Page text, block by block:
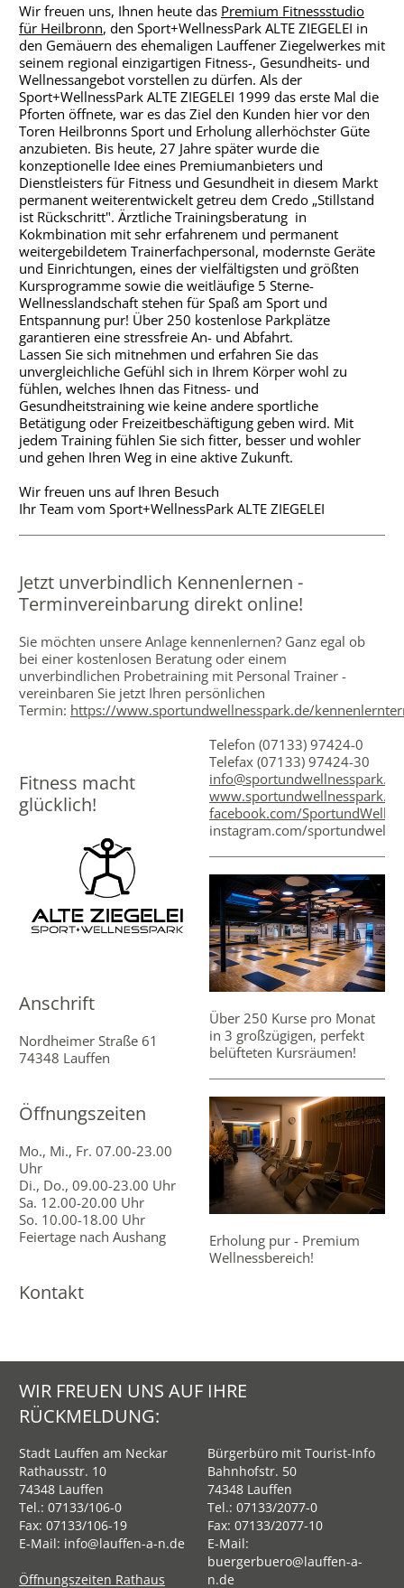
Wir freuen uns, Ihnen heute das Premium Fitnessstudio
für Heilbronn, den Sport+WellnessPark ALTE ZIEGELEI in
den Gemäuern des ehemaligen Lauffener Ziegelwerkes mit
seinem regional einzigartigen Fitness-, Gesundheits- und
Wellnessangebot vorstellen zu dürfen. Als der
Sport+WellnessPark ALTE ZIEGELEI 1999 das erste Mal die
Pforten öffnete, war es das Ziel den Kunden hier vor den
Toren Heilbronns Sport und Erholung allerhöchster Güte
anzubieten. Bis heute, 27 Jahre später wurde die
konzeptionelle Idee eines Premiumanbieters und
Dienstleisters für Fitness und Gesundheit in diesem Markt
permanent weiterentwickelt getreu dem Credo „Stillstand
ist Rückschritt". Ärztliche Trainingsberatung in
Kokmbination mit sehr erfahrenem und permanent
weitergebildetem Trainerfachpersonal, modernste Geräte
und Einrichtungen, eines der vielfältigsten und größten
Kursprogramme sowie die weitläufige 5 Sterne-
Wellnesslandschaft stehen für Spaß am Sport und
Entspannung pur! Über 250 kostenlose Parkplätze
garantieren eine stressfreie An- und Abfahrt.
Lassen Sie sich mitnehmen und erfahren Sie das
unvergleichliche Gefühl sich in Ihrem Körper wohl zu
fühlen, welches Ihnen das Fitness- und
Gesundheitstraining wie keine andere sportliche
Betätigung oder Freizeitbeschäftigung geben wird. Mit
jedem Training fühlen Sie sich fitter, besser und wohler
und gehen Ihren Weg in eine aktive Zukunft.
Wir freuen uns auf Ihren Besuch
Ihr Team vom Sport+WellnessPark ALTE ZIEGELEI
Jetzt unverbindlich Kennenlernen -
Terminvereinbarung direkt online!
Sie möchten unsere Anlage kennenlernen? Ganz egal ob
bei einer kostenlosen Beratung oder einem
unverbindlichen Probetraining mit Personal Trainer -
vereinbaren Sie jetzt Ihren persönlichen
Termin: https://www.sportundwellnesspark.de/
Fitness macht
glücklich!
Anschrift
Nordheimer Straße 61
74348 Lauffen
Öffnungszeiten
Mo., Mi., Fr. 07.00-23.00
Uhr
Di., Do., 09.00-23.00 Uhr
Sa. 12.00-20.00 Uhr
So. 10.00-18.00 Uhr
Feiertage nach Aushang
Kontakt
Telefon (07133) 97424-0
Telefax (07133) 97424-30
info@sportundwellnesspark.de
www.sportundwellnesspark.de
facebook.com/
instagram.com/
Über 250 Kurse pro Monat
in 3 großzügigen, perfekt
belüfteten Kursräumen!
Erholung pur - Premium
Wellnessbereich!
WIR FREUEN UNS AUF IHRE
RÜCKMELDUNG:
Stadt Lauffen am Neckar
Rathausstr. 10
74348 Lauffen
Tel.: 07133/106-0
Fax: 07133/106-19
E-Mail: info@lauffen-a-n.de
Öffnungszeiten Rathaus
Bürgerbüro mit Tourist-Info
Bahnhofstr. 50
74348 Lauffen
Tel.:07133/2077-0
Fax: 07133/2077-10
E-Mail:
buergerbuero@lauffen-a-
n.de